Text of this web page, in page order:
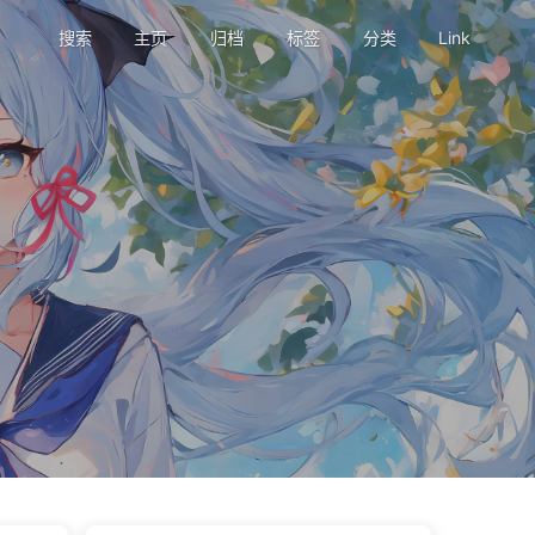
搜索 主页 归档 标签 分类 Link